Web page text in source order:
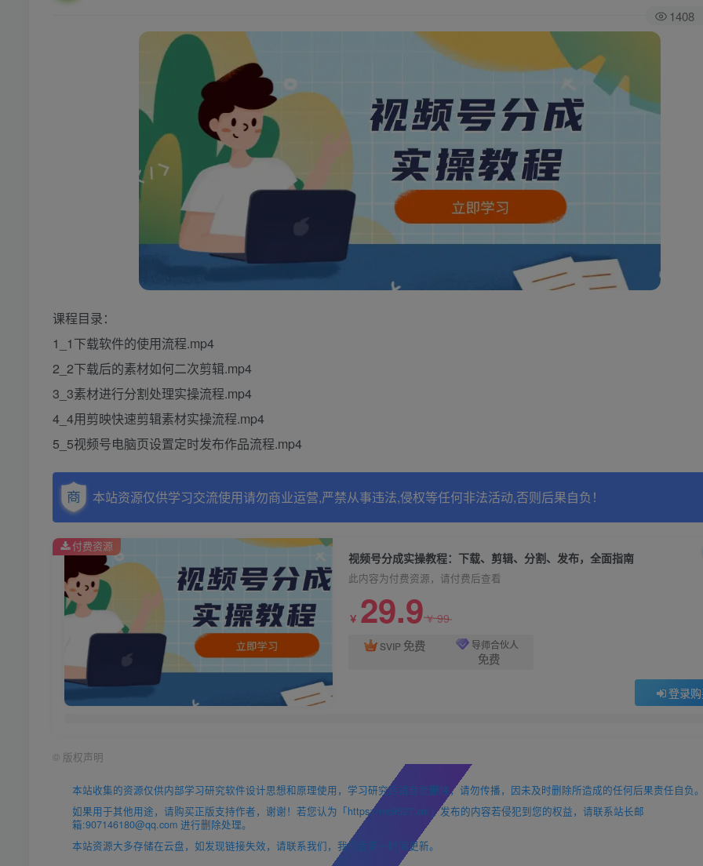
1408
课程目录：
1_1下载软件的使用流程.mp4
2_2下载后的素材如何二次剪辑.mp4
3_3素材进行分割处理实操流程.mp4
4_4用剪映快速剪辑素材实操流程.mp4
5_5视频号电脑页设置定时发布作品流程.mp4
本站资源仅供学习交流使用请勿商业运营,严禁从事违法,侵权等任何非法活动,否则后果自负！
视频号分成实操教程：下载、剪辑、分割、发布，全面指南
此内容为付费资源，请付费后查看
￥ 29.9￥99
SVIP 免费 导师合伙人
免费
登录
付费资源
© 版权声明
本站收集的资源仅供内部学习研究软件设计思想和原理使用，学习研究后请自觉删除，请勿传播，因未及时删除所造成的任何后果责任自负。
如果用于其他用途，请购买正版支持作者，谢谢！若您认为「https://mc9527.cn/」发布的内容若侵犯到您的权益，请联系站长邮
箱:907146180@qq.com 进行删除处理。
本站资源大多存储在云盘，如发现链接失效，请联系我们，我们会第一时间更新。
全站积分可通过